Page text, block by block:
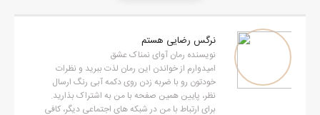
شد. ترسیده بود مبادا سوزن بزرگتری آورده باشم.
آرام در خودکار را باز کردم و کف دستم شروع کردم به کشیدن. همان
خرس کوچولوی تپل را که از کودکی از پدرم آموخته بودم. ساده بود
کشیدنش. چند دایره کوچک و بزرگ... نگاهش کردم، گریه اش قطع
نرگس رضایی هستم
نویسنده رمان آوای نمناک عشق
امیدوارم از خواندن این رمان لذت ببرید و نظرات
خودتون رو با ضربه زدن روی دکمه آبی رنگ ارسال
نظر، پایین همین صفحه با من به اشتراک بذارید.
برای ارتباط با من در شبکه های اجتماعی دیگر، کافی